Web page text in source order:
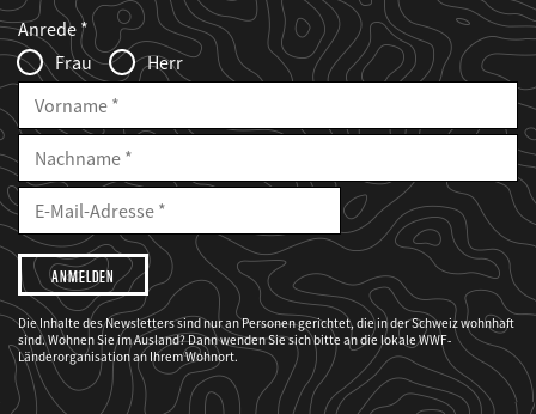
Web2Case
Infofelder
Fieldset
anrede_name
Anrede
Frau
Herr
Vorname
Nachname
E-
Mailadresse
E-
Adresse
Ich
möchte,
dass
der
WWF
mich
über
seine
Projekte
informiert.
Die Inhalte des Newsletters sind nur an Personen gerichtet, die in der Schweiz wohnhaft
sind. Wohnen Sie im Ausland? Dann wenden Sie sich bitte an die lokale WWF-
Länderorganisation an Ihrem Wohnort.